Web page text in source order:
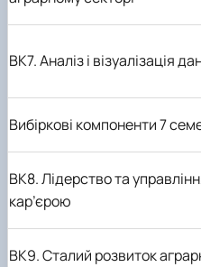
ВК7. Аналіз і візуалізація
Вибіркові компоненти 7
ВК8.Лідерство та
кар’єрою
ВК9.Сталий розвиток